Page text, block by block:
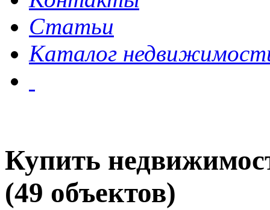
Статьи
Каталог
Купить
(49 объектов)